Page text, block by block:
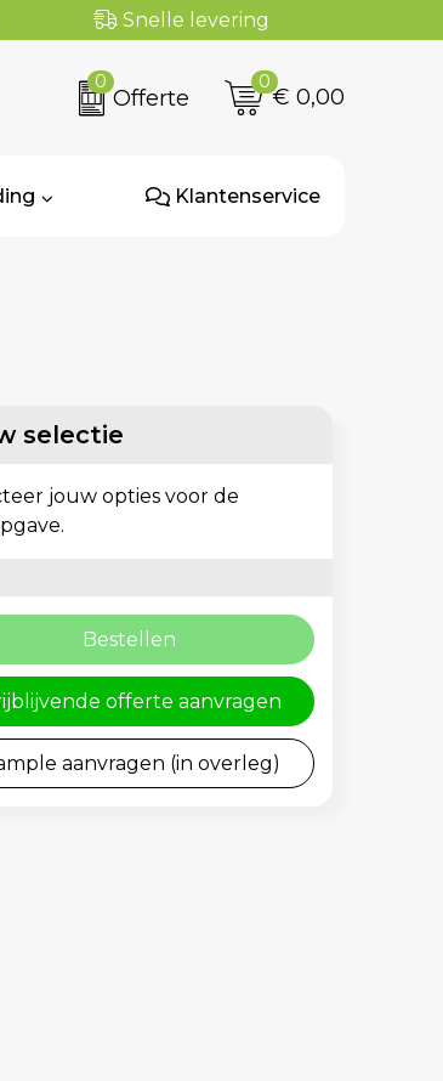
Snelle levering
0
Offerte
0
€ 0,00
Klantenservice
selectie
jouw opties voor de
Bestellen
offerte aanvragen
aanvragen (in overleg)